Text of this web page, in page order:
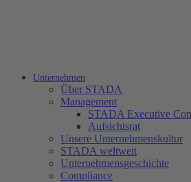
Unternehmen
Über STADA
Management
STADA Executive
Aufsichtsrat
Unsere Unternehmenskultur
STADA weltweit
Unternehmensgeschichte
Compliance